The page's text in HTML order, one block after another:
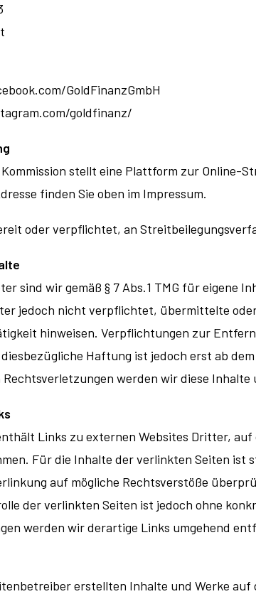
GoldFinanzGmbH
goldfinanz/
stellt eine Plattform zur Online-
finden Sie oben im Impressum.
oder verpflichtet, an
sind wir gemäß § 7 Abs.1 TMG für eigene
jedoch nicht verpflichtet, übermittelte
hinweisen. Verpflichtungen zur
Haftung ist jedoch erst ab
werden wir diese Inhalte
Links zu externen Websites Dritter,
Für die Inhalte der verlinkten Seiten
auf mögliche Rechtsverstöße
der verlinkten Seiten ist jedoch ohne
werden wir derartige Links umgehend
erstellten Inhalte und Werke